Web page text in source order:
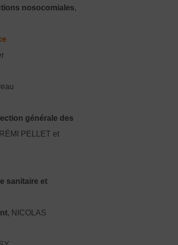
nosocomiales,
générale des
PELLET et
sanitaire et
, NICOLAS